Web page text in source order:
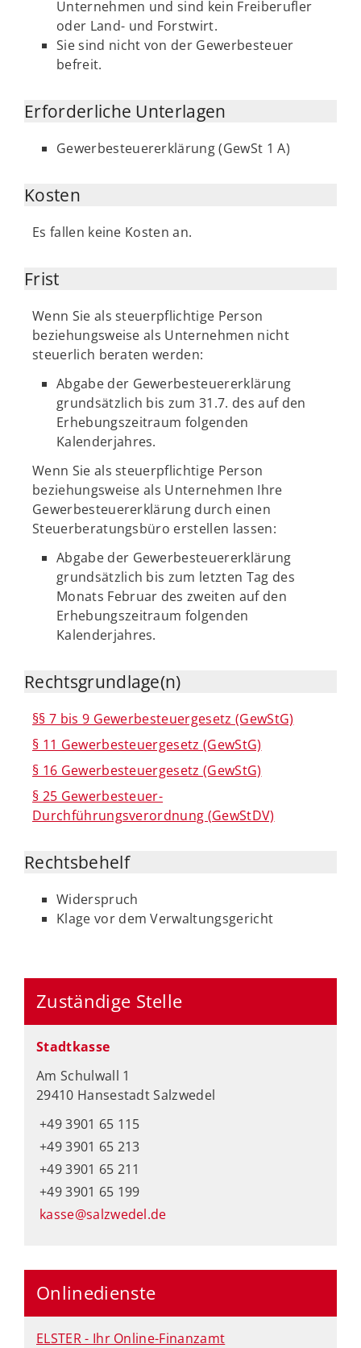
Unternehmen und sind kein Freiberufler
oder Land- und Forstwirt.
Sie sind nicht von der Gewerbesteuer
befreit.
Erforderliche Unterlagen
Gewerbesteuererklärung (GewSt 1 A)
Kosten
Es fallen keine Kosten an.
Frist
Wenn Sie als steuerpflichtige Person
beziehungsweise als Unternehmen nicht
steuerlich beraten werden:
Abgabe der Gewerbesteuererklärung
grundsätzlich bis zum 31.7. des auf den
Erhebungszeitraum folgenden
Kalenderjahres.
Wenn Sie als steuerpflichtige Person
beziehungsweise als Unternehmen Ihre
Gewerbesteuererklärung durch einen
Steuerberatungsbüro erstellen lassen:
Abgabe der Gewerbesteuererklärung
grundsätzlich bis zum letzten Tag des
Monats Februar des zweiten auf den
Erhebungszeitraum folgenden
Kalenderjahres.
Rechtsgrundlage(n)
§§ 7 bis 9 Gewerbesteuergesetz (GewStG)
§ 11 Gewerbesteuergesetz (GewStG)
§ 16 Gewerbesteuergesetz (GewStG)
§ 25 Gewerbesteuer-
Durchführungsverordnung (GewStDV)
Rechtsbehelf
Widerspruch
Klage vor dem Verwaltungsgericht
Zuständige Stelle
Stadtkasse
Am Schulwall 1
29410 Hansestadt Salzwedel
+49 3901 65 115
+49 3901 65 213
+49 3901 65 211
+49 3901 65 199
kasse@salzwedel.de
Onlinedienste
ELSTER - Ihr Online-Finanzamt